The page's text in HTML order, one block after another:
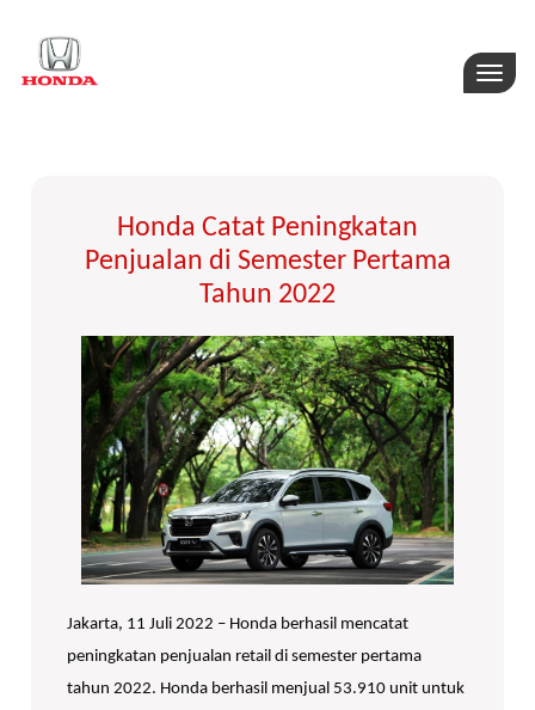
Toggle
Honda Catat Peningkatan
Penjualan di Semester Pertama
Tahun 2022
Jakarta, 11 Juli 2022 – Honda berhasil mencatat
peningkatan penjualan retail di semester pertama
tahun 2022. Honda berhasil menjual 53.910 unit untuk